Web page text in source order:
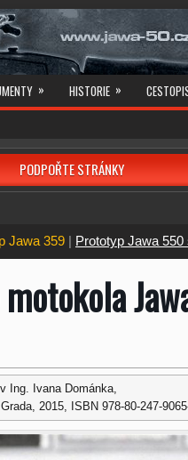
» HISTORIE »
PODPOŘTE STRÁNKY
Jawa 359 Prototyp Jawa 550
Ing. Ivana Dománka,
2015, ISBN 978-80-247-